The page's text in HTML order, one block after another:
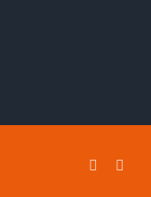
Facebook